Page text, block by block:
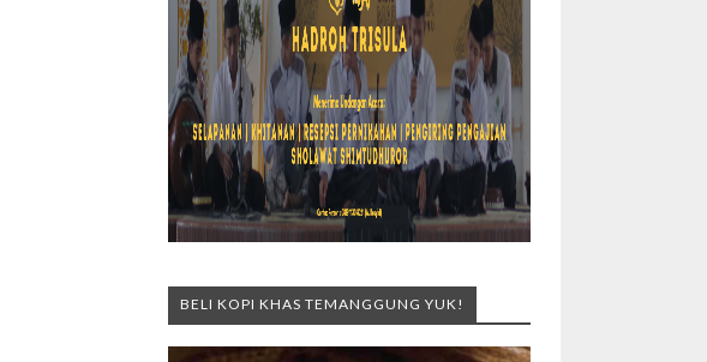
BELI KOPI KHAS TEMANGGUNG YUK!